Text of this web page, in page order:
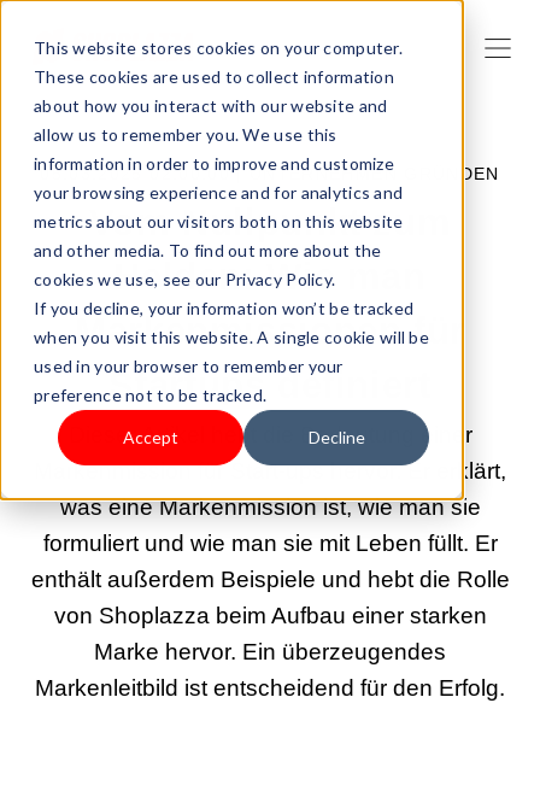
This website stores cookies on your computer.
These cookies are used to collect information
about how you interact with our website and
allow us to remember you. We use this
information in order to improve and customize
your browsing experience and for analytics and
metrics about our visitors both on this website
and other media. To find out more about the
cookies we use, see our Privacy Policy.
If you decline, your information won’t be tracked
when you visit this website. A single cookie will be
used in your browser to remember your
preference not to be tracked.
Accept Decline
05.03.2025 02:00:00 |UNTERNEHMEN GRÜNDEN
Vom Nullpunkt zum
Helden: Wie man
Markenmissionen für
Startups definiert
Dieser Artikel hebt die Bedeutung einer
Markenmission für Start-ups hervor. Er erklärt,
was eine Markenmission ist, wie man sie
formuliert und wie man sie mit Leben füllt. Er
enthält außerdem Beispiele und hebt die Rolle
von Shoplazza beim Aufbau einer starken
Marke hervor. Ein überzeugendes
Markenleitbild ist entscheidend für den Erfolg.